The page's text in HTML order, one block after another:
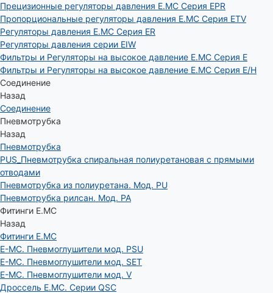
Прецизионные регуляторы давления E.MC Серия EPR
Пропорциональные регуляторы давления E.MC Серия ETV
Регуляторы давления E.MC Серия ER
Регуляторы давления серии EIW
Фильтры и Регуляторы на высокое давление E.MC Серия E
Фильтры и Регуляторы на высокое давление E.MC Серия E/H
Соединение
Назад
Соединение
Пневмотрубка
Назад
Пневмотрубка
PUS_Пневмотрубка спиральная полиуретановая с прямыми
отводами
Пневмотрубка из полиуретана. Мод. РU
Пневмотрубка рилсан. Мод. PA
Фитинги E.MC
Назад
Фитинги E.MC
E-MC. Пневмоглушители мод. PSU
E-MC. Пневмоглушители мод. SET
E-MC. Пневмоглушители мод. V
Дроссель E.MC. Серии QSC